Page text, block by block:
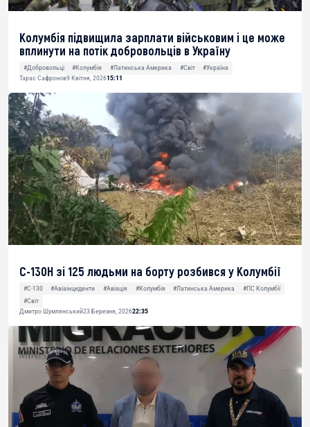
Колумбія підвищила зарплати військовим і це може
вплинути на потік добровольців в Україну
#Добровольці #Колумбія #Латинська Америка #Світ
#Україна
Тарас Сафронов9 Квітня, 202615:11
C-130H зі 125 людьми на борту розбився у Колумбії
#C-130 #Авіаінциденти #Авіація #Колумбія #Латинська Америка
#ПС Колумбії
#Світ
Дмитро Шумлянський23 Березня, 202622:35